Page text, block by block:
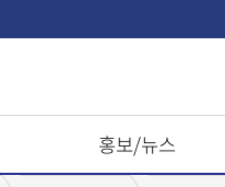
홍보/뉴스